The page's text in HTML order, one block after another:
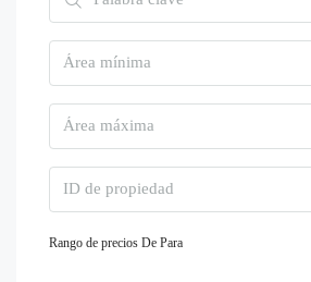
Rango de precios De Para